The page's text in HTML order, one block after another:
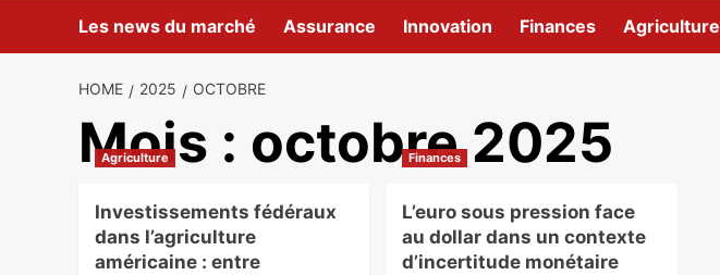
Les news du marché Assurance Innovation Finances Agriculture
HOME 2025 OCTOBRE
Mois : octobre 2025
Agriculture
Investissements fédéraux
dans l’agriculture
américaine : entre
Finances
L’euro sous pression face
au dollar dans un contexte
d’incertitude monétaire